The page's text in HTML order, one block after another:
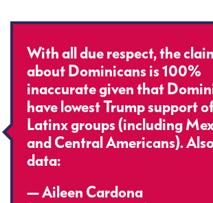
With all due respect, the
about Dominicans is 100%
inaccurate given that
have lowest Trump support of
Latinx groups (including
and Central Americans).
data:
— Aileen Cardona